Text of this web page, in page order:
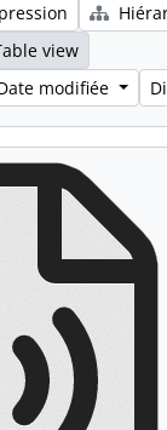
view
modifiée